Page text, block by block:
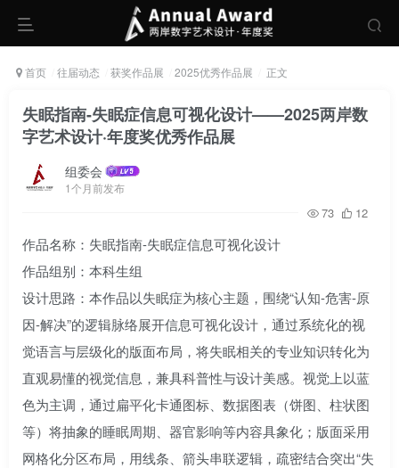
首页 往届动态 获奖作品展 2025优秀作品展 正文
失眠指南-失眠症信息可视化设计——2025两岸数
字艺术设计·年度奖优秀作品展
组委会
1个月前发布
73 12
作品名称：失眠指南-失眠症信息可视化设计
作品组别：本科生组
设计思路：本作品以失眠症为核心主题，围绕“认知-危害-原
因-解决”的逻辑脉络展开信息可视化设计，通过系统化的视
觉语言与层级化的版面布局，将失眠相关的专业知识转化为
直观易懂的视觉信息，兼具科普性与设计美感。视觉上以蓝
色为主调，通过扁平化卡通图标、数据图表（饼图、柱状图
等）将抽象的睡眠周期、器官影响等内容具象化；版面采用
网格化分区布局，用线条、箭头串联逻辑，疏密结合突出“失